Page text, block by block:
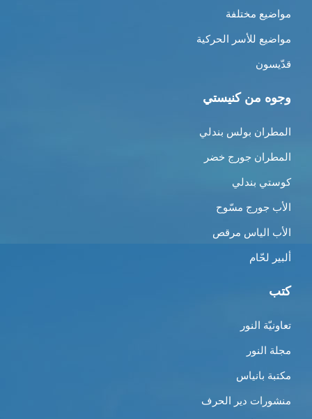
مواضيع مختلفة
مواضيع للأسر الحركية
قدّيسون
وجوه من كنيستي
المطران بولس بندلي
المطران جورج خضر
كوستي بندلي
الأب جورج مسّوح
الأب الياس مرقص
ألبير لحّام
كتب
تعاونيّة النور
مجلة النور
مكتبة بانياس
منشورات دير الحرف